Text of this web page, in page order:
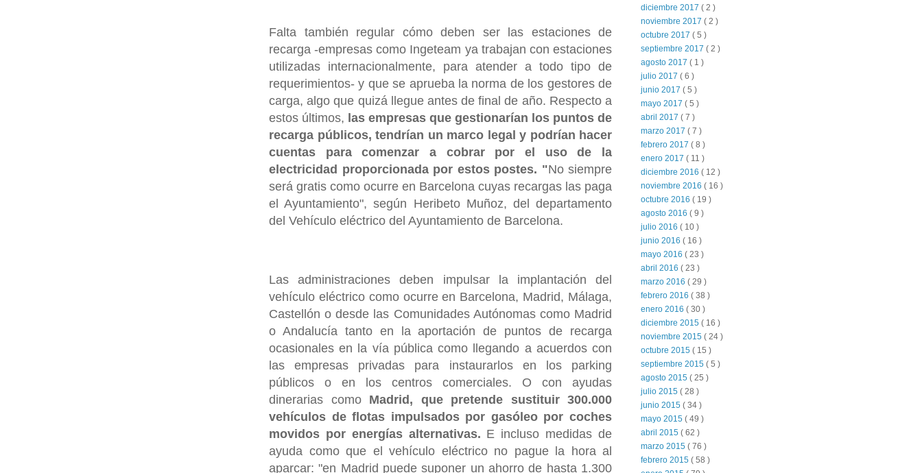
Falta también regular cómo deben ser las estaciones de
recarga -empresas como Ingeteam ya trabajan con estaciones
utilizadas internacionalmente, para atender a todo tipo de
requerimientos- y que se aprueba la norma de los gestores de
carga, algo que quizá llegue antes de final de año. Respecto a
estos últimos, las empresas que gestionarían los puntos de
recarga públicos, tendrían un marco legal y podrían hacer
cuentas para comenzar a cobrar por el uso de la
electricidad proporcionada por estos postes. "No siempre
será gratis como ocurre en Barcelona cuyas recargas las paga
el Ayuntamiento", según Heribeto Muñoz, del departamento
del Vehículo eléctrico del Ayuntamiento de Barcelona.
Las administraciones deben impulsar la implantación del
vehículo eléctrico como ocurre en Barcelona, Madrid, Málaga,
Castellón o desde las Comunidades Autónomas como Madrid
o Andalucía tanto en la aportación de puntos de recarga
ocasionales en la vía pública como llegando a acuerdos con
las empresas privadas para instaurarlos en los parking
públicos o en los centros comerciales. O con ayudas
dinerarias como Madrid, que pretende sustituir 300.000
vehículos de flotas impulsados por gasóleo por coches
movidos por energías alternativas. E incluso medidas de
ayuda como que el vehículo eléctrico no pague la hora al
aparcar: "en Madrid puede suponer un ahorro de hasta 1.300
diciembre 2017 ( 2 )
noviembre 2017 ( 2 )
octubre 2017 ( 5 )
septiembre 2017 ( 2 )
agosto 2017 ( 1 )
julio 2017 ( 6 )
junio 2017 ( 5 )
mayo 2017 ( 5 )
abril 2017 ( 7 )
marzo 2017 ( 7 )
febrero 2017 ( 8 )
enero 2017 ( 11 )
diciembre 2016 ( 12 )
noviembre 2016 ( 16 )
octubre 2016 ( 19 )
agosto 2016 ( 9 )
julio 2016 ( 10 )
junio 2016 ( 16 )
mayo 2016 ( 23 )
abril 2016 ( 23 )
marzo 2016 ( 29 )
febrero 2016 ( 38 )
enero 2016 ( 30 )
diciembre 2015 ( 16 )
noviembre 2015 ( 24 )
octubre 2015 ( 15 )
septiembre 2015 ( 5 )
agosto 2015 ( 25 )
julio 2015 ( 28 )
junio 2015 ( 34 )
mayo 2015 ( 49 )
abril 2015 ( 62 )
marzo 2015 ( 76 )
febrero 2015 ( 58 )